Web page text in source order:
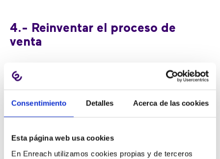
Consentimiento Detalles Acerca de las cookies
Esta página web usa cookies
En Enreach utilizamos cookies propias y de terceros
4.- Reinventar el proceso de
venta
El argumento tradicional de venta ya no es suficiente:
necesidades únicas y que puedan asesorarlos sobre el
capacitación para tener el mejor conocimiento posible.
Las principales organizaciones ofrecerán a los clientes